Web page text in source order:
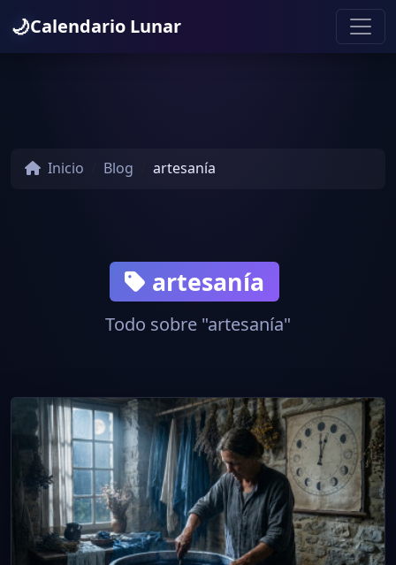
🌙Calendario Lunar
Inicio Blog artesanía
artesanía
Todo sobre "artesanía"